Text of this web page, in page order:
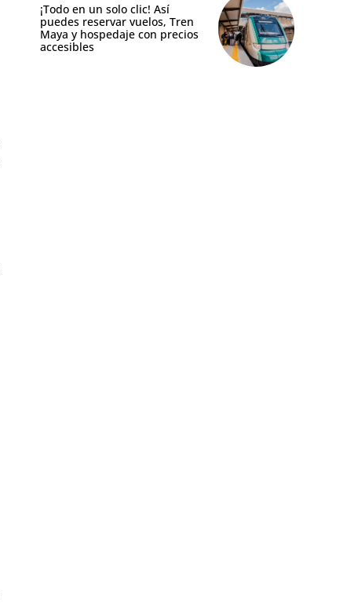
¡Todo en un solo clic! Así
puedes reservar vuelos, Tren
Maya y hospedaje con precios
accesibles